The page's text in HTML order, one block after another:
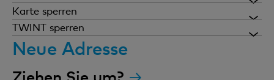
Telefon
0848 845 245(Einheitstarif)
Karte sperren
Lassen Sie Ihre Karte bei Verlust oder Diebstahl
umgehend sperren.
Telefon
TWINT sperren
Lassen Sie bei einem Betrugsverdacht ihr TWINT-
Konto umgehend sperren
Neue Adresse